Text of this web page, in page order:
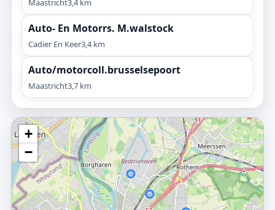
Maastricht3,4 km
Auto- En Motorrs. M.walstock
Cadier En Keer3,4 km
Auto/motorcoll.brusselsepoort
Maastricht3,7 km
+
−